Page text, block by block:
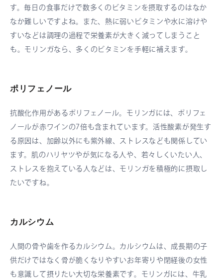
す。毎日の食事だけで数多くのビタミンを摂取するのはなか
なか難しいですよね。また、熱に弱いビタミンや水に溶けや
すいなどは調理の過程で栄養素が大きく減ってしまうこと
も。モリンガなら、多くのビタミンを手軽に補えます。
ポリフェノール
抗酸化作用があるポリフェノール。モリンガには、ポリフェ
ノールが赤ワインの7倍も含まれています。活性酸素が発生す
る原因は、加齢以外にも紫外線、ストレスなども関係してい
ます。肌のハリヤツやが気になる人や、若々しくいたい人、
ストレスを抱えている人などは、モリンガを積極的に摂取し
たいですね。
カルシウム
人間の骨や歯を作るカルシウム。カルシウムは、成長期の子
供だけではなく骨が脆くなりやすいお年寄りや閉経後の女性
も意識して摂りたい大切な栄養素です。モリンガには、牛乳